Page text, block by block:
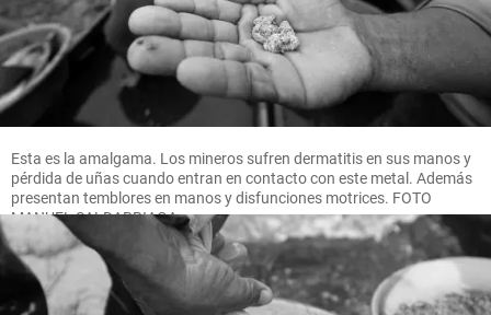
Esta es la amalgama. Los mineros sufren dermatitis en sus manos y
pérdida de uñas cuando entran en contacto con este metal. Además
presentan temblores en manos y disfunciones motrices. FOTO
MANUEL SALDARRIAGA